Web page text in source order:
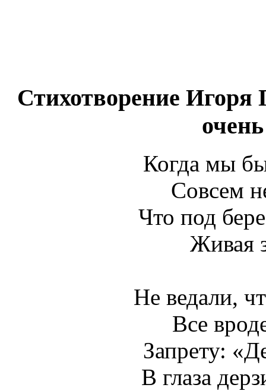
Стихотворение
Когда мы
Совсем
Что под
Живая
Не ведали,
Все
Запрету:
В глаза